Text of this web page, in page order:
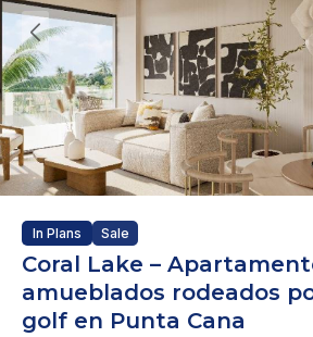
In Plans Sale
Coral Lake –
amueblados rodeados
golf en Punta Cana